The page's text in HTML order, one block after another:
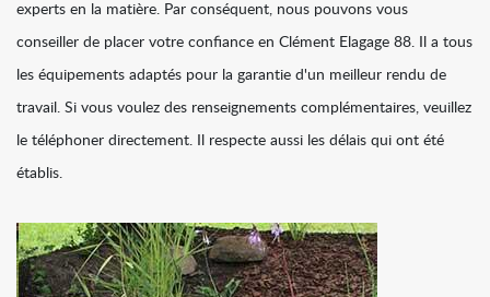
experts en la matière. Par conséquent, nous pouvons vous
conseiller de placer votre confiance en Clément Elagage 88. Il a tous
les équipements adaptés pour la garantie d'un meilleur rendu de
travail. Si vous voulez des renseignements complémentaires, veuillez
le téléphoner directement. Il respecte aussi les délais qui ont été
établis.